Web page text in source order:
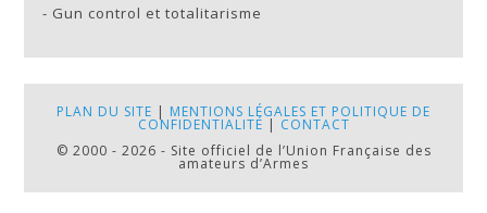
- Gun control et totalitarisme
PLAN DU SITE | MENTIONS LÉGALES ET POLITIQUE DE
CONFIDENTIALITÉ | CONTACT
© 2000 - 2026 - Site officiel de l’Union Française des
amateurs d’Armes